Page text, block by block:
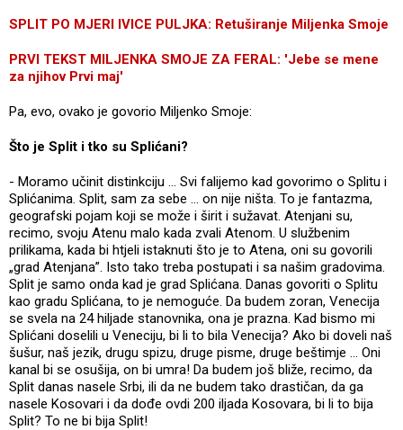
SPLIT PO MJERI IVICE PULJKA: Retuširanje Miljenka Smoje
PRVI TEKST MILJENKA SMOJE ZA FERAL: 'Jebe se mene
za njihov Prvi maj'
Pa, evo, ovako je govorio Miljenko Smoje:
Što je Split i tko su Splićani?
- Moramo učinit distinkciju ... Svi falijemo kad govorimo o Splitu i
Splićanima. Split, sam za sebe ... on nije ništa. To je fantazma,
geografski pojam koji se može i širit i sužavat. Atenjani su,
recimo, svoju Atenu malo kada zvali Atenom. U službenim
prilikama, kada bi htjeli istaknuti što je to Atena, oni su govorili
„grad Atenjana”. Isto tako treba postupati i sa našim gradovima.
Split je samo onda kad je grad Splićana. Danas govoriti o Splitu
kao gradu Splićana, to je nemoguće. Da budem zoran, Venecija
se svela na 24 hiljade stanovnika, ona je prazna. Kad bismo mi
Splićani doselili u Veneciju, bi li to bila Venecija? Ako bi doveli naš
šušur, naš jezik, drugu spizu, druge pisme, druge beštimje ... Oni
kanal bi se osušija, on bi umra! Da budem još bliže, recimo, da
Split danas nasele Srbi, ili da ne budem tako drastičan, da ga
nasele Kosovari i da dođe ovdi 200 iljada Kosovara, bi li to bija
Split? To ne bi bija Split!